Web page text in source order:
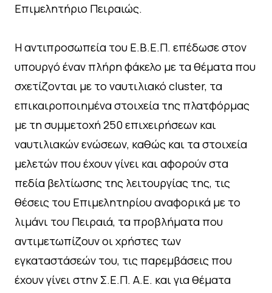
Επιμελητήριο Πειραιώς.
Η αντιπροσωπεία του Ε.Β.Ε.Π. επέδωσε στον
υπουργό έναν πλήρη φάκελο με τα θέματα που
σχετίζονται με το ναυτιλιακό cluster, τα
επικαιροποιημένα στοιχεία της πλατφόρμας
με τη συμμετοχή 250 επιχειρήσεων και
ναυτιλιακών ενώσεων, καθώς και τα στοιχεία
μελετών που έχουν γίνει και αφορούν στα
πεδία βελτίωσης της λειτουργίας της, τις
θέσεις του Επιμελητηρίου αναφορικά με το
λιμάνι του Πειραιά, τα προβλήματα που
αντιμετωπίζουν οι χρήστες των
εγκαταστάσεών του, τις παρεμβάσεις που
έχουν γίνει στην Σ.Ε.Π. Α.Ε. και για θέματα